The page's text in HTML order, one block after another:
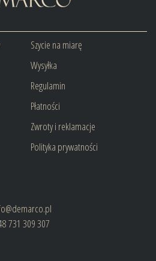
Szycie na miarę
Wysyłka
Regulamin
Płatności
Zwroty i reklamacje
Polityka prywatności
731 309 307